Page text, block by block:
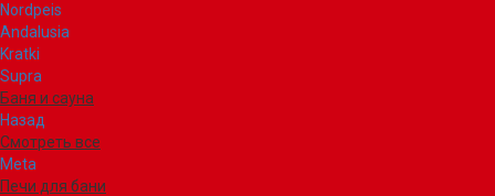
Nordpeis
Andalusia
Kratki
Supra
Баня и сауна
Назад
Смотреть все
Meta
Печи для бани